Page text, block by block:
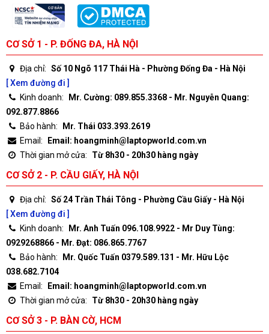
CƠ SỞ 1 - P. ĐỐNG ĐA, HÀ NỘI
Địa chỉ: Số 10 Ngõ 117 Thái Hà - Phường Đống Đa - Hà Nội
[ Xem đường đi ]
Kinh doanh:
Mr. Cường: 089.855.3368 - Mr. Nguyễn Quang:
092.877.8866
Bảo hành:
Mr. Thái 033.393.2619
Email:
Email: hoangminh@laptopworld.com.vn
Thời gian mở cửa:
Từ 8h30 - 20h30 hàng ngày
CƠ SỞ 2 - P. CẦU GIẤY, HÀ NỘI
Địa chỉ: Số 24 Trần Thái Tông - Phường Cầu Giấy - Hà Nội
[ Xem đường đi ]
Kinh doanh:
Mr. Anh Tuấn 096.108.9922 - Mr Duy Tùng:
0929268866 - Mr. Đạt: 086.865.7767
Bảo hành:
Mr. Quốc Tuấn 0379.589.131 - Mr. Hữu Lộc
038.682.7104
Email:
Email: hoangminh@laptopworld.com.vn
Thời gian mở cửa:
Từ 8h30 - 20h30 hàng ngày
CƠ SỞ 3 - P. BÀN CỜ, HCM